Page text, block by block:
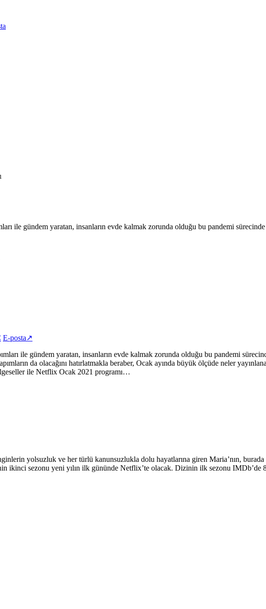
ile gündem yaratan, insanların evde kalmak zorunda olduğu bu pandemi
E-posta↗
ile gündem yaratan, insanların evde kalmak zorunda olduğu bu pandemi
da olacağını hatırlatmakla beraber, Ocak ayında büyük ölçüde neler
ile Netflix Ocak 2021 programı…
yolsuzluk ve her türlü kanunsuzlukla dolu hayatlarına giren Maria’nın,
ikinci sezonu yeni yılın ilk gününde Netflix’te olacak. Dizinin ilk sezonu IMDb’de